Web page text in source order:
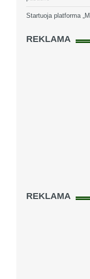
Startuoja platforma
REKLAMA
REKLAMA